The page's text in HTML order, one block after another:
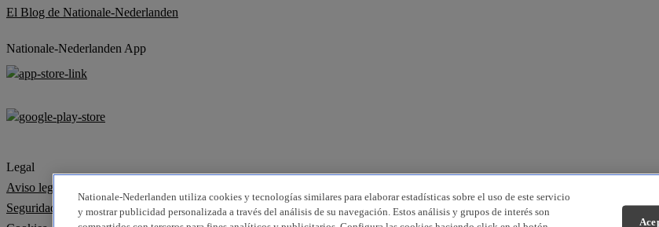
El Blog de Nationale-Nederlanden
Nationale-Nederlanden App
Legal
Aviso legal
Seguridad
Nationale-Nederlanden utiliza cookies y tecnologías similares para elaborar estadísticas sobre el uso de este servicio
y mostrar publicidad personalizada a través del análisis de su navegación. Estos análisis y grupos de interés son